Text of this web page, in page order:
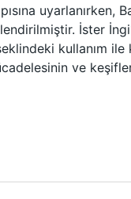
uyarlanırken,
İster
kullanım ile
ve